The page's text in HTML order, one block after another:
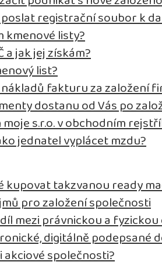
registrační soubor k
kmenové listy?
a jak jej získám?
list?
fakturu za založení
dostanu od Vás po
s.r.o. v obchodním
jednatel vyplácet mzdu?
kupovat takzvanou ready
pro založení společnosti
mezi právnickou a
digitálně podepsané
akciové společnosti?